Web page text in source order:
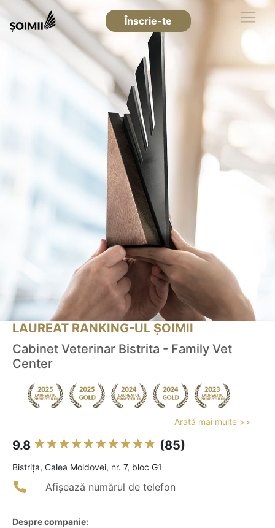
Înscrie-te
LAUREAT RANKING-UL ȘOIMII
Cabinet Veterinar Bistrita - Family Vet
Center
Arată mai multe >>
9.8 (85)
Bistriţa, Calea Moldovei, nr. 7, bloc G1
Afișează numărul de telefon
Despre companie: